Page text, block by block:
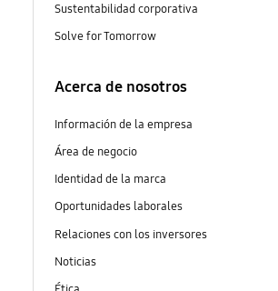
Sustentabilidad corporativa
Solve for Tomorrow
Acerca de nosotros
Información de la empresa
Área de negocio
Identidad de la marca
Oportunidades laborales
Relaciones con los inversores
Noticias